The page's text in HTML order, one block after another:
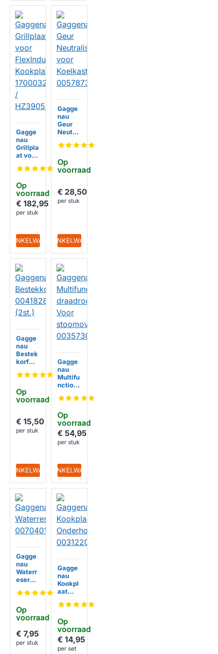
Op
voorraad
Gagge
nau
Grillpla
at voor
uctie
aten
170003
24 /
HZ390
522
€ 182,95
per stuk
IN WINKELWAGEN
Op
voorraad
Gagge
nau
Geur
Neutral
voor
sten
00578
€ 28,50
per stuk
IN WINKELWAGEN
Op
voorraad
Gagge
nau
Bestek
korf
80
€ 15,50
per stuk
IN WINKELWAGEN
Op
voorraad
Gagge
nau
Multifu
nctione
draadr
Voor
stoomo
vens
00357
308
€ 54,95
per stuk
IN WINKELWAGEN
Op
voorraad
Gagge
nau
Waterr
eservoi
00704
€ 7,95
per stuk
Op
voorraad
Gagge
nau
Kookpl
aat
oudsse
003122
04
€ 14,95
per set